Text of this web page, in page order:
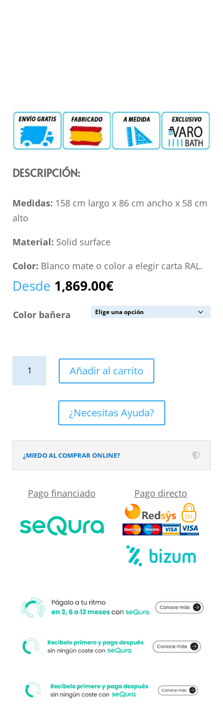
DESCRIPCIÓN:
Medidas: 158 cm largo x 86 cm ancho x 58 cm
alto
Material: Solid surface
Color: Blanco mate o color a elegir carta RAL.
Desde 1,869.00€
Color bañera
surface
158x86
cm
Añadir al carrito
¿Necesitas Ayuda?
¿MIEDO AL COMPRAR ONLINE?
Pago financiado Pago directo